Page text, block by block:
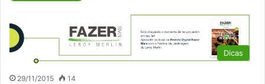
Dicas
29/11/2015 14